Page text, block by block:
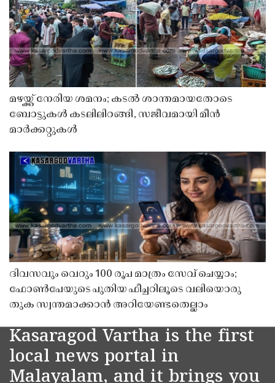
മഴയ്ക്ക് നേരിയ ശമനം; കടൽ ശാന്തമായതോടെ
ബോട്ടുകൾ കടലിലിറങ്ങി, സജീവമായി മീൻ
മാർക്കറ്റുകൾ
ദിവസവും വെറും 100 രൂപ മാത്രം സേവ് ചെയ്യാം;
ഫോൺപേയുടെ പുതിയ ഫീച്ചറിലൂടെ വലിയൊരു
തുക സ്വന്തമാക്കാൻ അറിയേണ്ടതെല്ലാം
Kasaragod Vartha is the first
local news portal in
Malayalam, and it brings you